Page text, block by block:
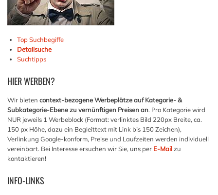
Top Suchbegiffe
Detailsuche
Suchtipps
HIERWERBEN?
Wir bieten context-bezogene Werbeplätze auf Kategorie- &
Subkategorie-Ebene zu vernünftigen Preisen an. Pro Kategorie wird
NUR jeweils 1 Werbeblock (Format: verlinktes Bild 220px Breite, ca.
150 px Höhe, dazu ein Begleittext mit Link bis 150 Zeichen),
Verlinkung Google-konform, Preise und Laufzeiten werden individuell
vereinbart. Bei Interesse ersuchen wir Sie, uns per E-Mailzu
kontaktieren!
INFO-LINKS